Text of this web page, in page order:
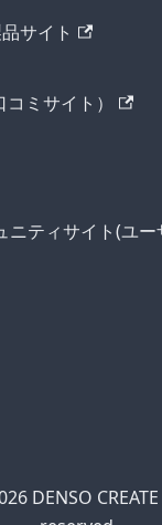
サイト
ミサイト）
ティサイト(ユー
DENSO